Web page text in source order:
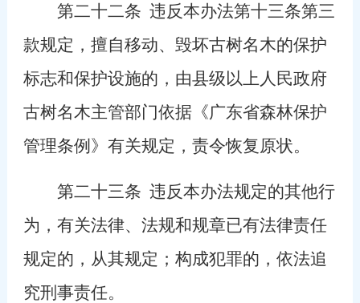
第二十二条 违反本办法第十三条第三
款规定，擅自移动、毁坏古树名木的保护
标志和保护设施的，由县级以上人民政府
古树名木主管部门依据《广东省森林保护
管理条例》有关规定，责令恢复原状。
第二十三条 违反本办法规定的其他行
为，有关法律、法规和规章已有法律责任
规定的，从其规定；构成犯罪的，依法追
究刑事责任。